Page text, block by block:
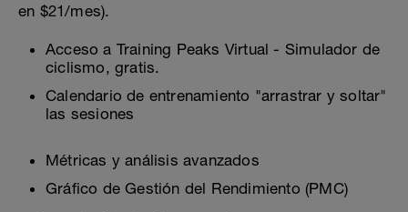
en $21/mes).
Acceso a Training Peaks Virtual - Simulador de
ciclismo, gratis.
Calendario de entrenamiento "arrastrar y soltar"
las sesiones
Métricas y análisis avanzados
Gráfico de Gestión del Rendimiento (PMC)